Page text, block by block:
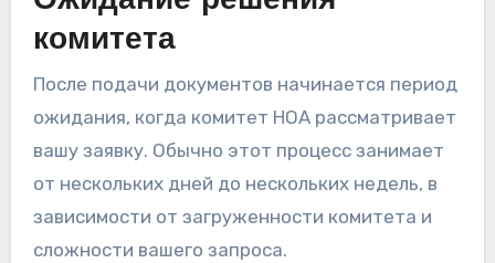
комитета
После подачи документов начинается период
ожидания, когда комитет HOA рассматривает
вашу заявку. Обычно этот процесс занимает
от нескольких дней до нескольких недель, в
зависимости от загруженности комитета и
сложности вашего запроса.